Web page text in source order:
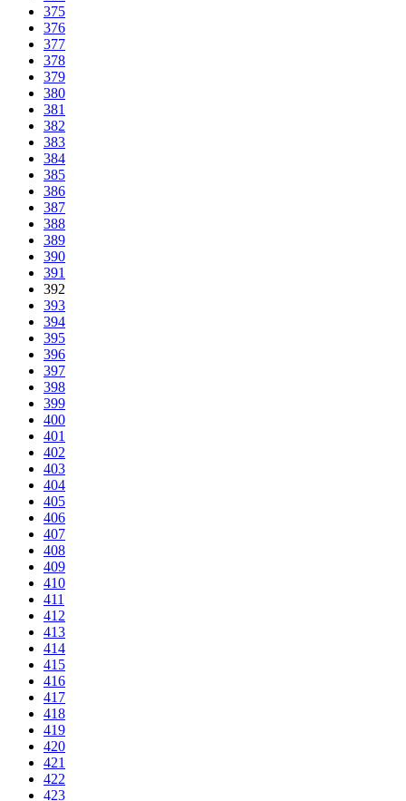
375
376
377
378
379
380
381
382
383
384
385
386
387
388
389
390
391
392
393
394
395
396
397
398
399
400
401
402
403
404
405
406
407
408
409
410
411
412
413
414
415
416
417
418
419
420
421
422
423